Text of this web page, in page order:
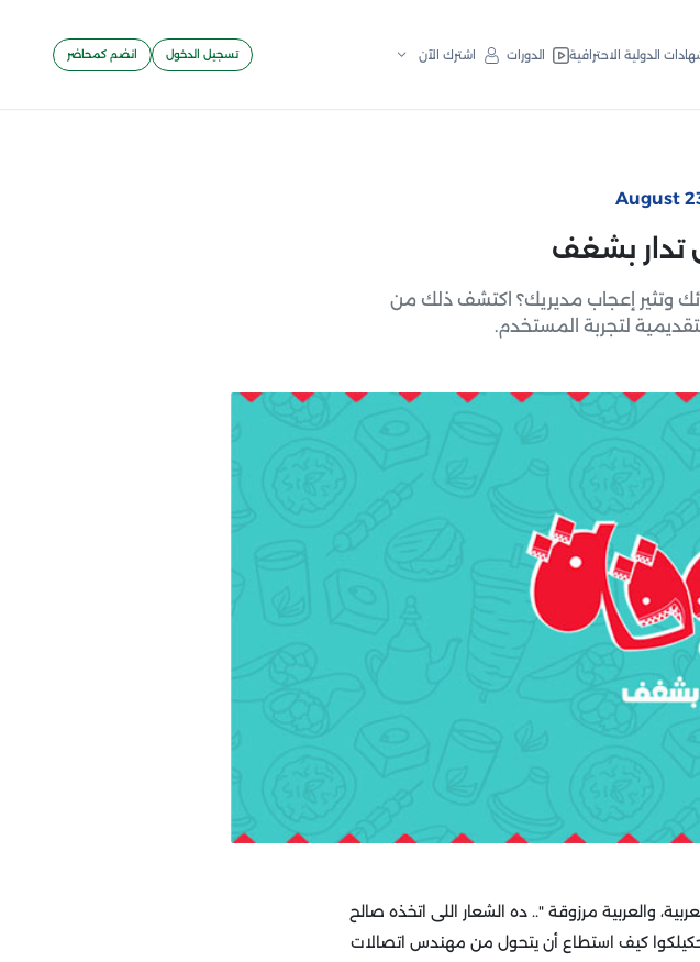
الدولية الاحترافية الدورات اشترك الآن تسجيل الدخول انضم كمحاضر
تدار بشغف
وتثير إعجاب مديريك؟ اكتشف ذلك من
لتجربة المستخدم.
والعربية مرزوقة ".. ده الشعار اللى اتخذه صالح
كيف استطاع أن يتحول من مهندس اتصالات